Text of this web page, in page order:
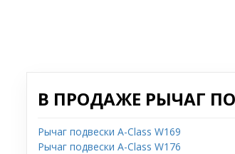
В ПРОДАЖЕ РЫЧАГ
Рычаг подвески A-Class W169
Рычаг подвески A-Class W176